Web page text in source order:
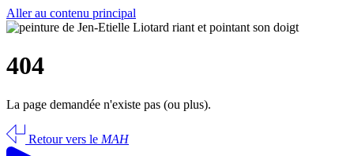
Aller au contenu principal
404
La page demandée n'existe pas (ou plus).
Retour vers le MAH